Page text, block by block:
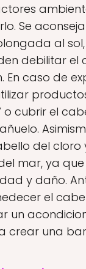
Se
al
debilitar el
En caso de
o cubrir el
del cloro
mar, ya
y daño.
el
un
crear una